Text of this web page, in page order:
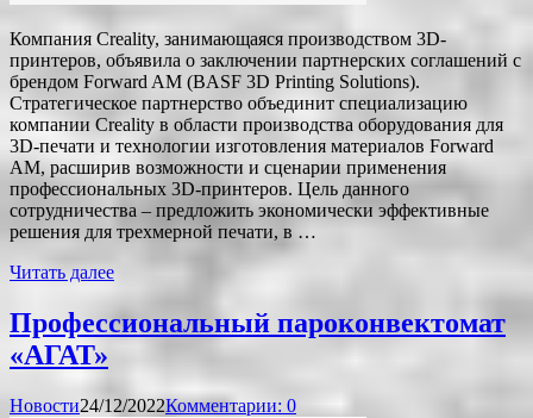
Компания Creality, занимающаяся производством 3D-
принтеров, объявила о заключении партнерских соглашений с
брендом Forward AM (BASF 3D Printing Solutions).
Стратегическое партнерство объединит специализацию
компании Creality в области производства оборудования для
3D-печати и технологии изготовления материалов Forward
AM, расширив возможности и сценарии применения
профессиональных 3D-принтеров. Цель данного
сотрудничества – предложить экономически эффективные
решения для трехмерной печати, в …
Читать далее
Профессиональный пароконвектомат
«АГАТ»
Новости24/12/2022Комментарии: 0